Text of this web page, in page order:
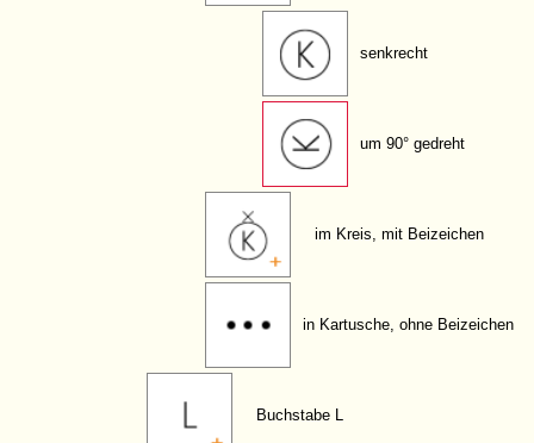
senkrecht
um 90° gedreht
im Kreis, mit Beizeichen
in Kartusche, ohne Beizeichen
Buchstabe L